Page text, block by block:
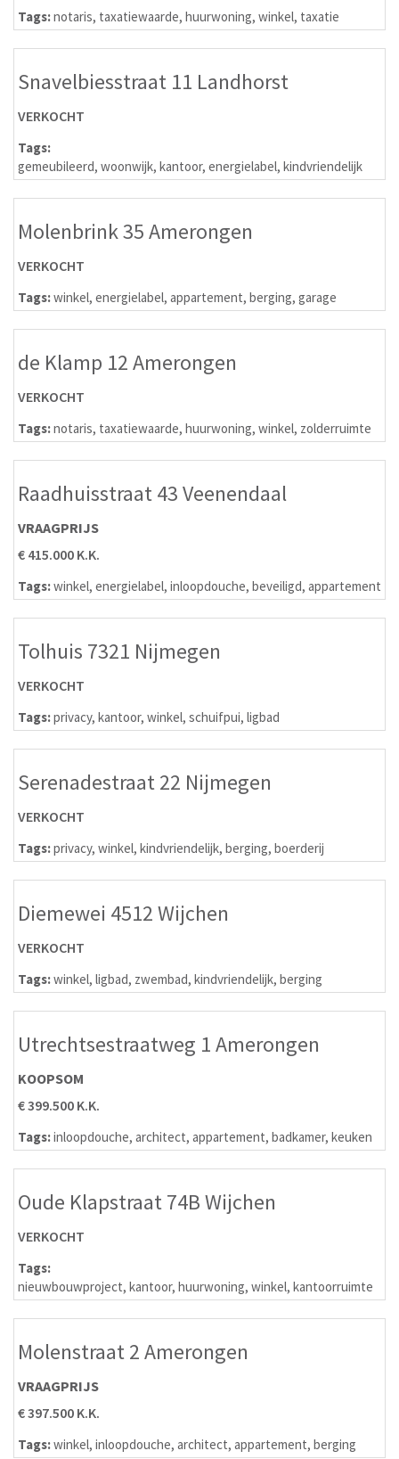
Tags:notaris, taxatiewaarde, huurwoning, winkel, taxatie
Snavelbiesstraat 11 Landhorst
VERKOCHT
Tags:
gemeubileerd, woonwijk, kantoor, energielabel, kindvriendelijk
Molenbrink 35 Amerongen
VERKOCHT
Tags:winkel, energielabel, appartement, berging, garage
de Klamp 12 Amerongen
VERKOCHT
Tags:notaris, taxatiewaarde, huurwoning, winkel, zolderruimte
Raadhuisstraat 43 Veenendaal
VRAAGPRIJS
€ 415.000 K.K.
Tags:winkel, energielabel, inloopdouche, beveiligd, appartement
Tolhuis 7321 Nijmegen
VERKOCHT
Tags:privacy, kantoor, winkel, schuifpui, ligbad
Serenadestraat 22 Nijmegen
VERKOCHT
Tags:privacy, winkel, kindvriendelijk, berging, boerderij
Diemewei 4512 Wijchen
VERKOCHT
Tags:winkel, ligbad, zwembad, kindvriendelijk, berging
Utrechtsestraatweg 1 Amerongen
KOOPSOM
€ 399.500 K.K.
Tags:inloopdouche, architect, appartement, badkamer, keuken
Oude Klapstraat 74B Wijchen
VERKOCHT
Tags:
nieuwbouwproject, kantoor, huurwoning, winkel, kantoorruimte
Molenstraat 2 Amerongen
VRAAGPRIJS
€ 397.500 K.K.
Tags:winkel, inloopdouche, architect, appartement, berging